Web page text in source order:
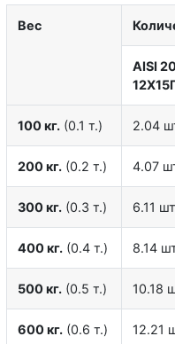
Вес
AISI
100 кг. (0.1 т.) 2.04
200 кг. (0.2 т.) 4.07
300 кг. (0.3 т.) 6.11
400 кг. (0.4 т.) 8.14
500 кг. (0.5 т.) 10.18
600 кг. (0.6 т.) 12.21